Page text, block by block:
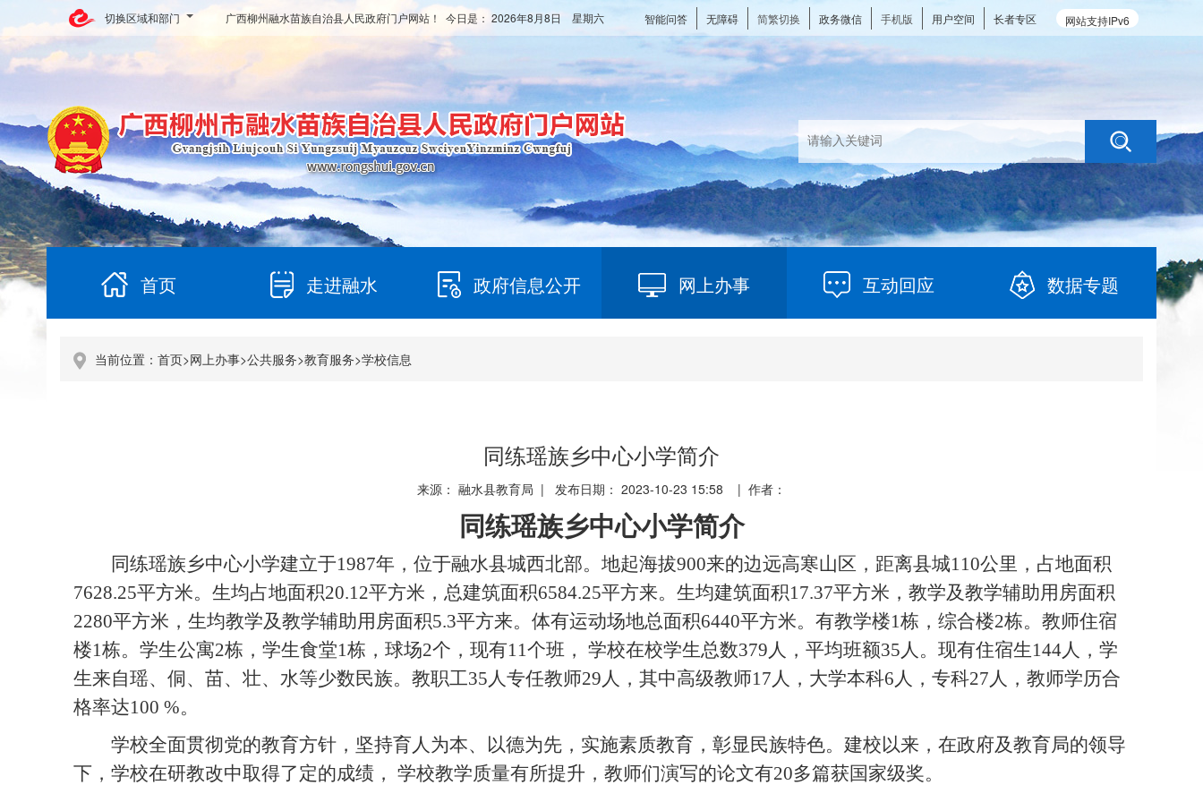
切换区域和部门 网站支持IPv6
智能问答 无障碍 简繁切换 政务微信 手机版 用户空间 长者专区
广西柳州融水苗族自治县人民政府门户网站！ 今日是： 2026年8月8日 星期六
首页 走进融水 政府信息公开 网上办事 互动回应 数据专题
当前位置： 首页>网上办事>公共服务>教育服务>学校信息
同练瑶族乡中心小学简介
来源： 融水县教育局 | 发布日期： 2023-10-23 15:58 | 作者：
同练瑶族乡中心小学简介
同练瑶族乡中心小学建立于1987年，位于融水县城西北部。地起海拔900来的边远高寒山区，距离县城110公里，占地面积
7628.25平方米。生均占地面积20.12平方米，总建筑面积6584.25平方来。生均建筑面积17.37平方米，教学及教学辅助用房面积
2280平方米，生均教学及教学辅助用房面积5.3平方来。体有运动场地总面积6440平方米。有教学楼1栋，综合楼2栋。教师住宿
楼1栋。学生公寓2栋，学生食堂1栋，球场2个，现有11个班， 学校在校学生总数379人，平均班额35人。现有住宿生144人，学
生来自瑶、侗、苗、壮、水等少数民族。教职工35人专任教师29人，其中高级教师17人，大学本科6人，专科27人，教师学历合
格率达100 %。
学校全面贯彻党的教育方针，坚持育人为本、以德为先，实施素质教育，彰显民族特色。建校以来，在政府及教育局的领导
下，学校在研教改中取得了定的成绩， 学校教学质量有所提升，教师们演写的论文有20多篇获国家级奖。